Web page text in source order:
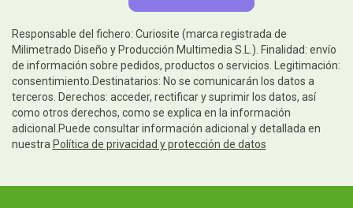
Responsable del fichero: Curiosite (marca registrada de
Milimetrado Diseño y Producción Multimedia S.L.). Finalidad: envío
de información sobre pedidos, productos o servicios. Legitimación:
consentimiento.Destinatarios: No se comunicarán los datos a
terceros. Derechos: acceder, rectificar y suprimir los datos, así
como otros derechos, como se explica en la información
adicional.Puede consultar información adicional y detallada en
nuestra Política de privacidad y protección de datos